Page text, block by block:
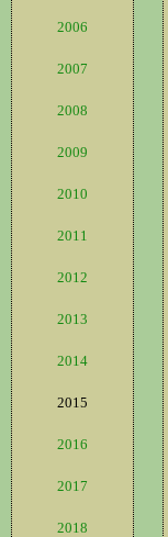
2006
2007
2008
2009
2010
2011
2012
2013
2014
2015
2016
2017
2018